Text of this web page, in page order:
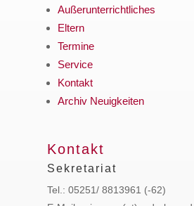
Außerunterrichtliches
Eltern
Termine
Service
Kontakt
Archiv Neuigkeiten
Kontakt
Sekretariat
Tel.: 05251/ 8813961 (-62)